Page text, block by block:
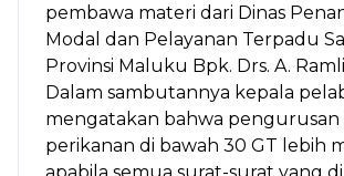
pembawa materi dari Dinas
Modal dan Pelayanan Terpadu
Provinsi Maluku Bpk. Drs. A.
Dalam sambutannya kepala
mengatakan bahwa pengurusan
perikanan di bawah 30 GT lebih
apabila semua surat-surat yang